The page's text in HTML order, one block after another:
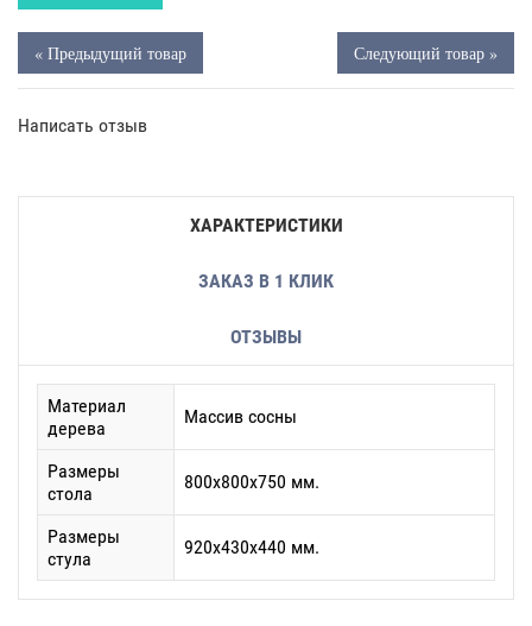
« Предыдущий товар Следующий товар »
Написать отзыв
ХАРАКТЕРИСТИКИ
ЗАКАЗ В 1 КЛИК
ОТЗЫВЫ
Материал
дерева
Массив сосны
Размеры
стола
800х800х750 мм.
Размеры
стула
920х430х440 мм.